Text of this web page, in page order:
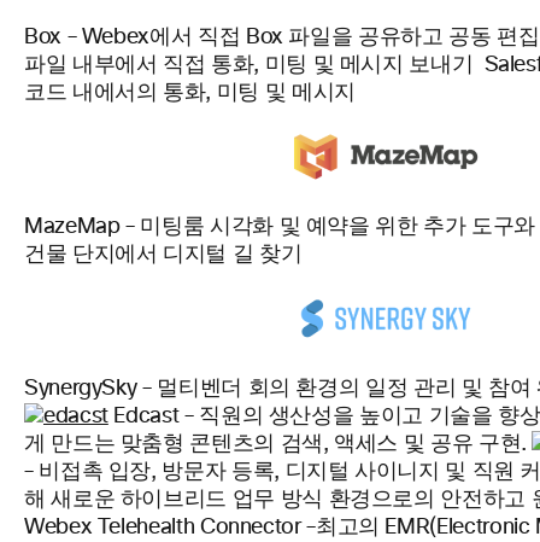
Box – Webex에서 직접 Box 파일을 공유하고 공동 편
파일 내부에서 직접 통화, 미팅 및 메시지 보내기
코드 내에서의 통화, 미팅 및 메시지
MazeMap – 미팅룸 시각화 및 예약을 위한 추가 도구
건물 단지에서 디지털 길 찾기
SynergySky – 멀티벤더 회의 환경의 일정 관리 및 참여
Edcast – 직원의 생산성을 높이고 기술을 향
게 만드는 맞춤형 콘텐츠의 검색, 액세스 및 공유 구현.
– 비접촉 입장, 방문자 등록, 디지털 사이니지 및 직원
해 새로운 하이브리드 업무 방식 환경으로의 안전하
Webex Telehealth Connector –최고의